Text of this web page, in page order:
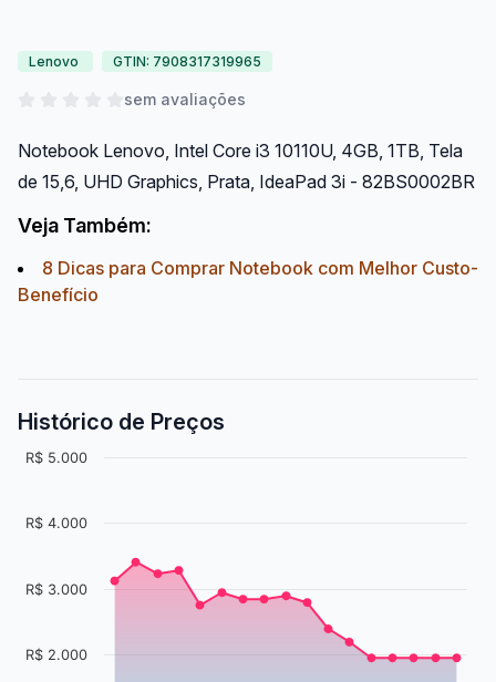
Lenovo GTIN: 7908317319965
sem avaliações
Notebook Lenovo, Intel Core i3 10110U, 4GB, 1TB, Tela
de 15,6, UHD Graphics, Prata, IdeaPad 3i - 82BS0002BR
Veja Também:
8 Dicas para Comprar Notebook com Melhor Custo-
Benefício
Histórico de Preços
R$ 2.000
R$ 3.000
R$ 4.000
R$ 5.000